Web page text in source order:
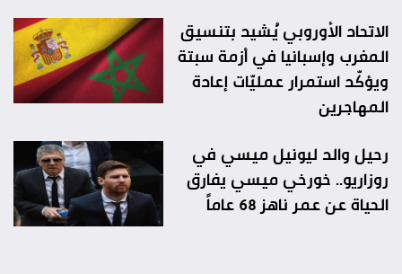
الاتحاد الأوروبي يُشيد بتنسيق
المغرب وإسبانيا في أزمة سبتة
ويؤكّد استمرار عمليّات إعادة
المهاجرين
رحيل والد ليونيل ميسي في
روزاريو.. خورخي ميسي يفارق
الحياة عن عمر ناهز 68 عاماً